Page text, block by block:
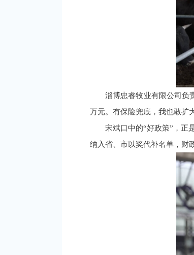
淄博忠睿牧业有限公司负
万元。有保险兜底，我也敢扩
宋斌口中的“好政策”，正
纳入省、市以奖代补名单，财